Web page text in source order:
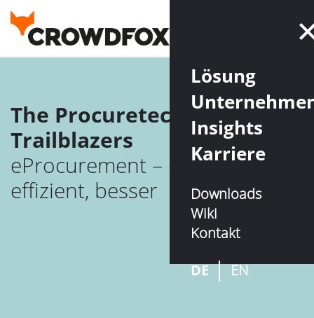
Lösung
Insights
Karriere
Downloads
Wiki
Kontakt
DE
EN
The Procuretech
Trailblazers
eProcurement – einfach,
effizient, besser